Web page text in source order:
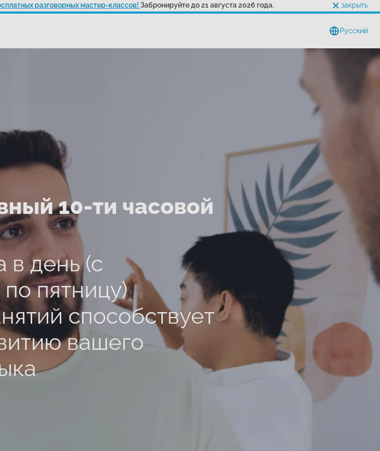
разговорных мастер-классов! Забронируйте до 21 августа 2026 года. закрыть
Pусский
10-ти часовой
в день (с
пятницу)
способствует
вашего